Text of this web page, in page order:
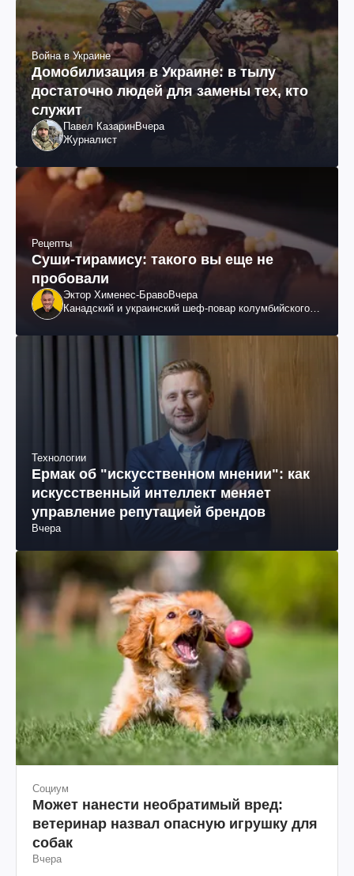
Война в Украине
Домобилизация в Украине: в тылу
достаточно людей для замены тех, кто
служит
Павел КазаринВчера
Журналист
Рецепты
Суши-тирамису: такого вы еще не
пробовали
Эктор Хименес-БравоВчера
Канадский и украинский шеф-повар колумбийского
Технологии
Ермак об "искусственном мнении": как
искусственный интеллект меняет
управление репутацией брендов
Вчера
Социум
Может нанести необратимый вред:
ветеринар назвал опасную игрушку для
собак
Вчера